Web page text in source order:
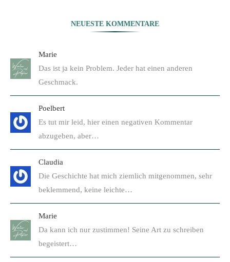
NEUESTE KOMMENTARE
Marie
Das ist ja kein Problem. Jeder hat einen anderen
Geschmack.
Poelbert
Es tut mir leid, hier einen negativen Kommentar
abzugeben, aber…
Claudia
Die Geschichte hat mich ziemlich mitgenommen, sehr
beklemmend, keine leichte…
Marie
Da kann ich nur zustimmen! Seine Art zu schreiben
begeistert…